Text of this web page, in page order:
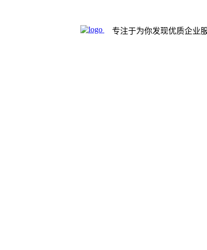
专注于为你发现优质企业